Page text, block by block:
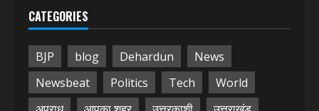
CATEGORIES
BJP blog Dehardun
News
Newsbeat
Politics Tech
World